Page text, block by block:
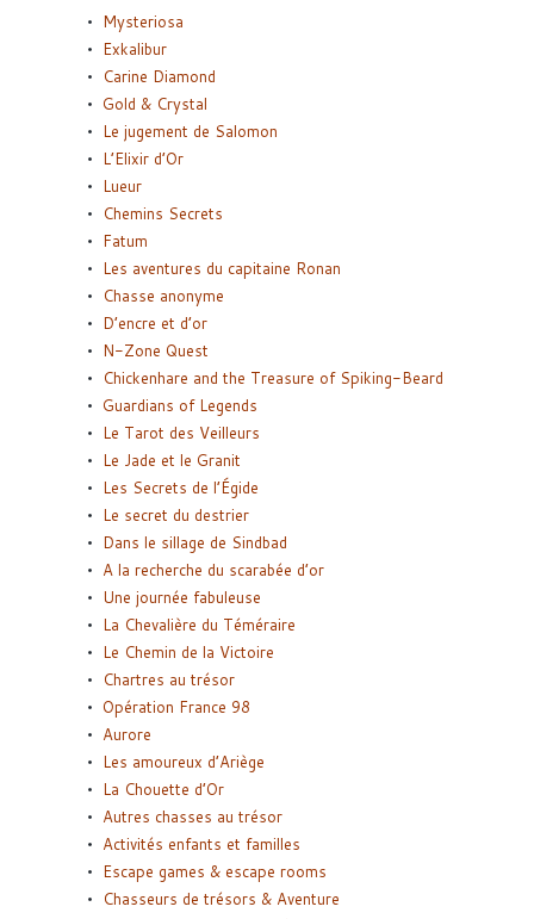
Mysteriosa
Exkalibur
Carine Diamond
Gold & Crystal
Le jugement de Salomon
L’Elixir d’Or
Lueur
Chemins Secrets
Fatum
Les aventures du capitaine Ronan
Chasse anonyme
D’encre et d’or
N-Zone Quest
Chickenhare and the Treasure of Spiking-Beard
Guardians of Legends
Le Tarot des Veilleurs
Le Jade et le Granit
Les Secrets de l’Égide
Le secret du destrier
Dans le sillage de Sindbad
A la recherche du scarabée d’or
Une journée fabuleuse
La Chevalière du Téméraire
Le Chemin de la Victoire
Chartres au trésor
Opération France 98
Aurore
Les amoureux d’Ariège
La Chouette d’Or
Autres chasses au trésor
Activités enfants et familles
Escape games & escape rooms
Chasseurs de trésors & Aventure